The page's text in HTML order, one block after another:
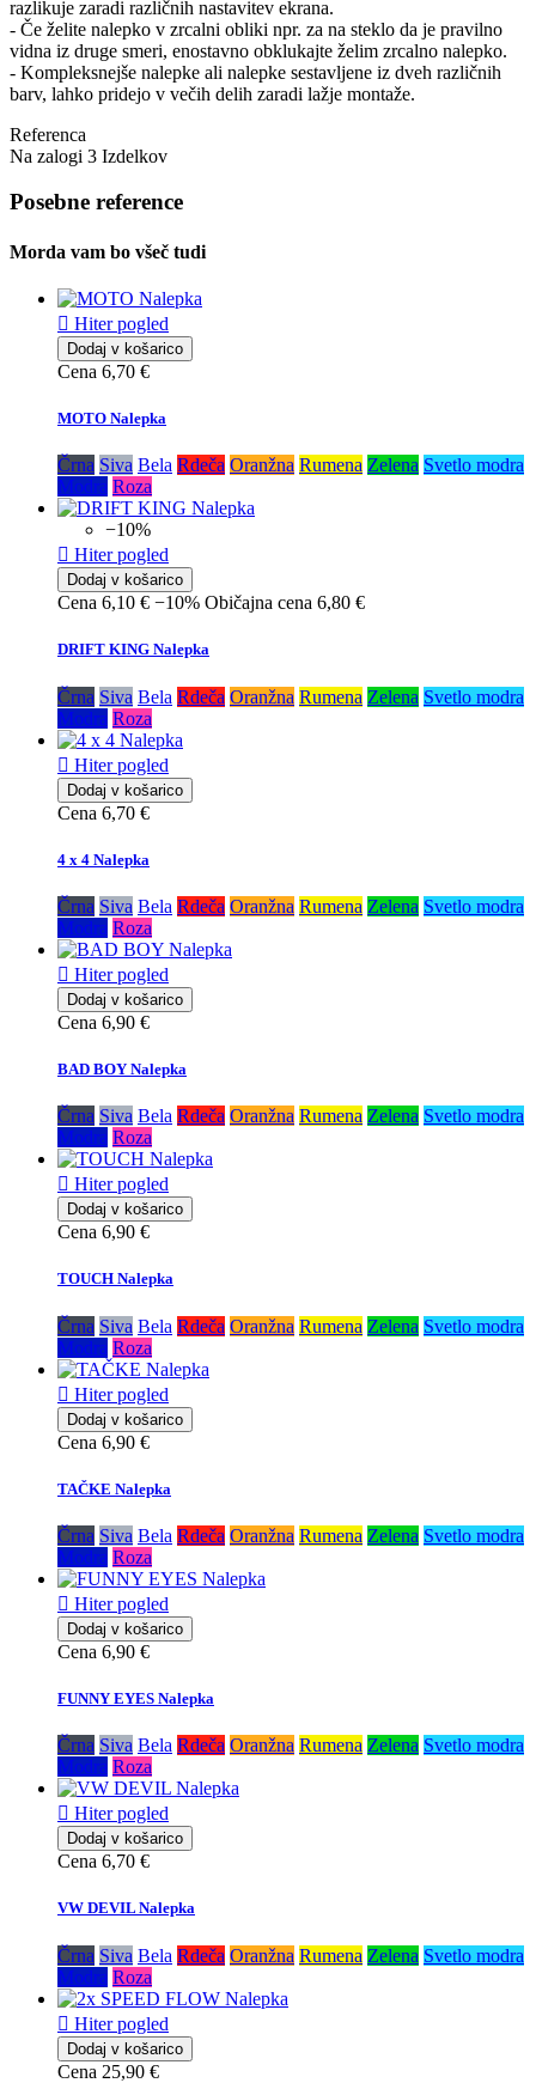
razlikuje zaradi različnih nastavitev ekrana.
- Če želite nalepko v zrcalni obliki npr. za na steklo da je pravilno
vidna iz druge smeri, enostavno obklukajte želim zrcalno nalepko.
- Kompleksnejše nalepke ali nalepke sestavljene iz dveh različnih
barv, lahko pridejo v večih delih zaradi lažje montaže.
Referenca
Na zalogi 3 Izdelkov
Posebne reference
Morda vam bo všeč tudi
 Hiter pogled
Dodaj v košarico
Cena 6,70 €
MOTO Nalepka
Črna Siva Bela Rdeča Oranžna Rumena Zelena Svetlo modra
Modra Roza
−10%
 Hiter pogled
Dodaj v košarico
Cena 6,10 € −10% Običajna cena 6,80 €
DRIFT KING Nalepka
Črna Siva Bela Rdeča Oranžna Rumena Zelena Svetlo modra
Modra Roza
 Hiter pogled
Dodaj v košarico
Cena 6,70 €
4 x 4 Nalepka
Črna Siva Bela Rdeča Oranžna Rumena Zelena Svetlo modra
Modra Roza
 Hiter pogled
Dodaj v košarico
Cena 6,90 €
BAD BOY Nalepka
Črna Siva Bela Rdeča Oranžna Rumena Zelena Svetlo modra
Modra Roza
 Hiter pogled
Dodaj v košarico
Cena 6,90 €
TOUCH Nalepka
Črna Siva Bela Rdeča Oranžna Rumena Zelena Svetlo modra
Modra Roza
 Hiter pogled
Dodaj v košarico
Cena 6,90 €
TAČKE Nalepka
Črna Siva Bela Rdeča Oranžna Rumena Zelena Svetlo modra
Modra Roza
 Hiter pogled
Dodaj v košarico
Cena 6,90 €
FUNNY EYES Nalepka
Črna Siva Bela Rdeča Oranžna Rumena Zelena Svetlo modra
Modra Roza
 Hiter pogled
Dodaj v košarico
Cena 6,70 €
VW DEVIL Nalepka
Črna Siva Bela Rdeča Oranžna Rumena Zelena Svetlo modra
Modra Roza
 Hiter pogled
Dodaj v košarico
Cena 25,90 €